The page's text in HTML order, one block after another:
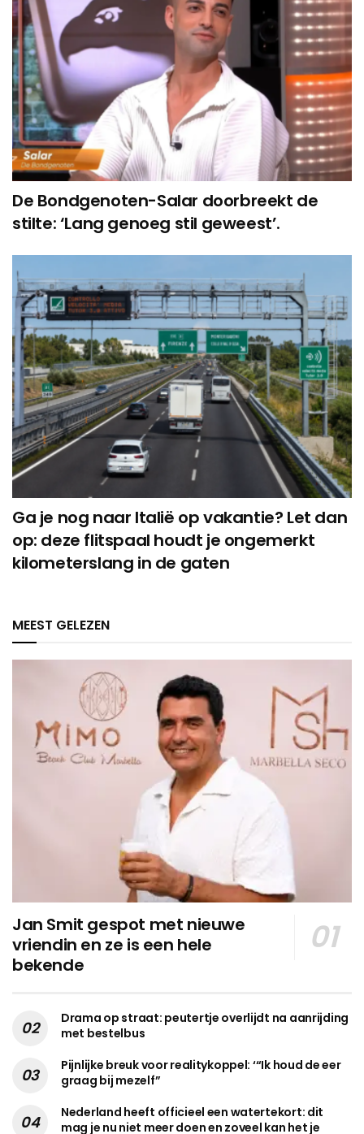
De Bondgenoten-Salar doorbreekt de
stilte: ‘Lang genoeg stil geweest’.
Ga je nog naar Italië op vakantie? Let dan
op: deze flitspaal houdt je ongemerkt
kilometerslang in de gaten
MEEST GELEZEN
Jan Smit gespot met nieuwe
vriendin en ze is een hele
bekende
Drama op straat: peutertje overlijdt na aanrijding
met bestelbus
Pijnlijke breuk voor realitykoppel: ‘“Ik houd de eer
graag bij mezelf”
Nederland heeft officieel een watertekort: dit
mag je nu niet meer doen en zoveel kan het je